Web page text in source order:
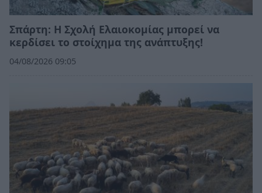
Σπάρτη: Η Σχολή Ελαιοκομίας μπορεί να
κερδίσει το στοίχημα της ανάπτυξης!
04/08/2026 09:05